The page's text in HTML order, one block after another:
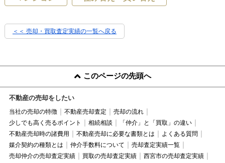
＜＜ 売却・買取査定実績の一覧へ戻る
このページの先頭へ
不動産の売却をしたい
当社の売却の特徴 不動産売却査定
売却の流れ
少しでも高く売るポイント
相続相談
「仲介」と「買取」の違い
不動産売却時の諸費用
不動産売却に必要な書類とは
よくある質問
媒介契約の種類とは
仲介手数料について
売却査定実績一覧
売却仲介の売却査定実績
買取の売却査定実績
西宮市の売却査定実績